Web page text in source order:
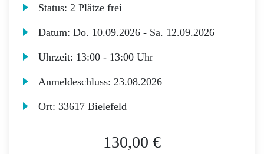
Status:2 Plätze frei
Datum:Do. 10.09.2026 - Sa. 12.09.2026
Uhrzeit: 13:00 - 13:00 Uhr
Anmeldeschluss:23.08.2026
Ort:33617 Bielefeld
130,00 €